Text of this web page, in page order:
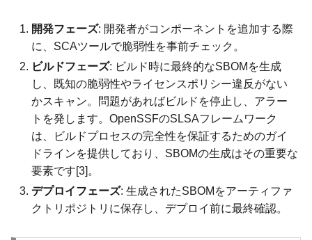
開発フェーズ: 開発者がコンポーネントを追加する際
に、SCAツールで脆弱性を事前チェック。
ビルドフェーズ: ビルド時に最終的なSBOMを生成
し、既知の脆弱性やライセンスポリシー違反がない
かスキャン。問題があればビルドを停止し、アラー
トを発します。OpenSSFのSLSAフレームワーク
は、ビルドプロセスの完全性を保証するためのガイ
ドラインを提供しており、SBOMの生成はその重要な
要素です[3]。
デプロイフェーズ: 生成されたSBOMをアーティファ
クトリポジトリに保存し、デプロイ前に最終確認。